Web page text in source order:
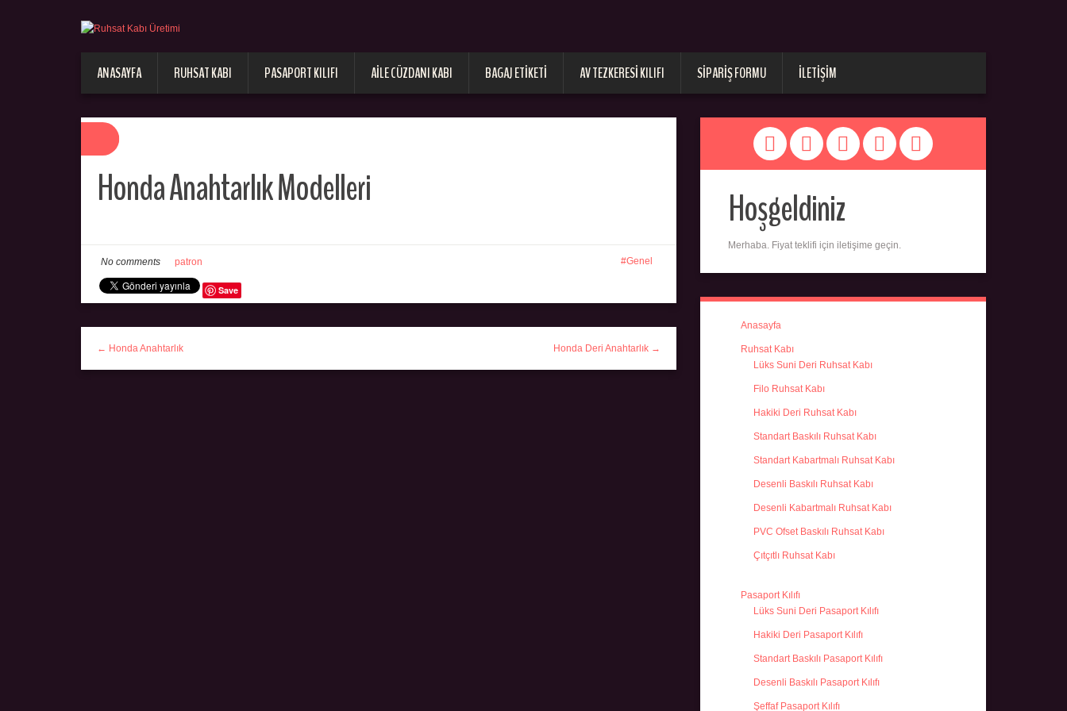
ANASAYFA RUHSAT KABI PASAPORT KILIFI AILE CÜZDANI KABI BAGAJ ETIKETI AV TEZKERESI KILIFI SIPARIŞ FORMU İLETIŞIM
Honda Anahtarlık Modelleri
Genel
No comments patron
Save
← Honda Anahtarlık Honda Deri Anahtarlık →
Hoşgeldiniz
Merhaba. Fiyat teklifi için iletişime geçin.
Anasayfa
Ruhsat Kabı
Lüks Suni Deri Ruhsat Kabı
Filo Ruhsat Kabı
Hakiki Deri Ruhsat Kabı
Standart Baskılı Ruhsat Kabı
Standart Kabartmalı Ruhsat Kabı
Desenli Baskılı Ruhsat Kabı
Desenli Kabartmalı Ruhsat Kabı
PVC Ofset Baskılı Ruhsat Kabı
Çıtçıtlı Ruhsat Kabı
Pasaport Kılıfı
Lüks Suni Deri Pasaport Kılıfı
Hakiki Deri Pasaport Kılıfı
Standart Baskılı Pasaport Kılıfı
Desenli Baskılı Pasaport Kılıfı
Şeffaf Pasaport Kılıfı